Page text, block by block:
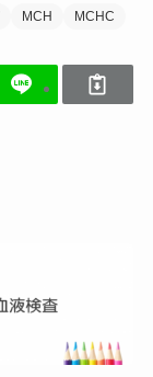
MCH MCHC